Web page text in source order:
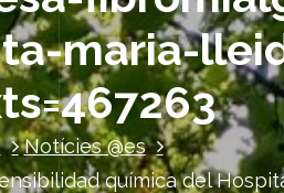
maria-
Notícies @es
química del